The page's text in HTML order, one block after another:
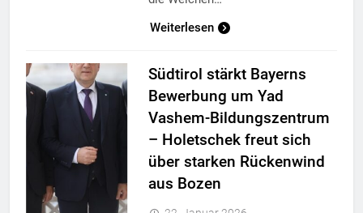
Weiterlesen
Südtirol stärkt Bayerns
Bewerbung um Yad
Vashem-Bildungszentrum
– Holetschek freut sich
über starken Rückenwind
aus Bozen